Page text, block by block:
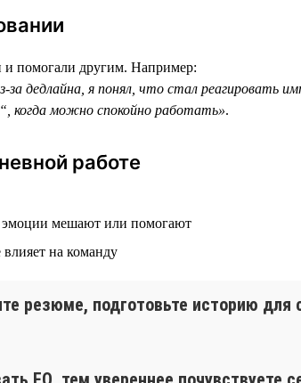
и помогали другим. Например:
за дедлайна, я понял, что стал
когда можно спокойно работать».
работе
эмоции мешают или помогают
на команду
резюме, подготовьте историю